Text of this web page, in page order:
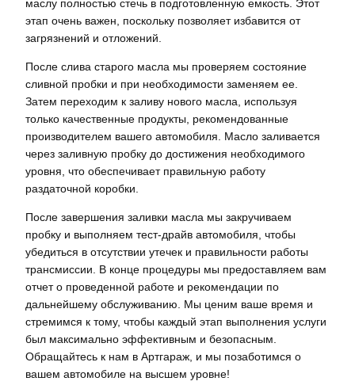
маслу полностью стечь в подготовленную емкость. Этот
этап очень важен, поскольку позволяет избавится от
загрязнений и отложений.
После слива старого масла мы проверяем состояние
сливной пробки и при необходимости заменяем ее.
Затем переходим к заливу нового масла, используя
только качественные продукты, рекомендованные
производителем вашего автомобиля. Масло заливается
через заливную пробку до достижения необходимого
уровня, что обеспечивает правильную работу
раздаточной коробки.
После завершения заливки масла мы закручиваем
пробку и выполняем тест-драйв автомобиля, чтобы
убедиться в отсутствии утечек и правильности работы
трансмиссии. В конце процедуры мы предоставляем вам
отчет о проведенной работе и рекомендации по
дальнейшему обслуживанию. Мы ценим ваше время и
стремимся к тому, чтобы каждый этап выполнения услуги
был максимально эффективным и безопасным.
Обращайтесь к нам в Артгараж, и мы позаботимся о
вашем автомобиле на высшем уровне!